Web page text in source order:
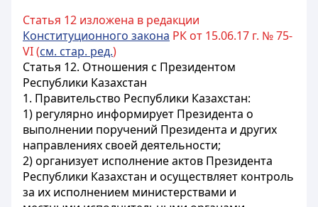
Статья 12 изложена в редакции
Конституционного закона РК от 15.06.17 г. № 75-
VI (см. стар. ред.)
Статья 12. Отношения с Президентом
Республики Казахстан
1. Правительство Республики Казахстан:
1) регулярно информирует Президента о
выполнении поручений Президента и других
направлениях своей деятельности;
2) организует исполнение актов Президента
Республики Казахстан и осуществляет контроль
за их исполнением министерствами и